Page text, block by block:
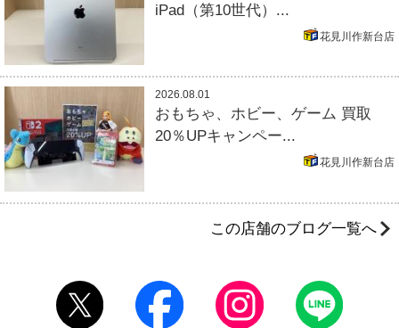
iPad（第10世代）...
花見川作新台店
2026.08.01
おもちゃ、ホビー、ゲーム 買取
20％UPキャンペー...
花見川作新台店
この店舗のブログ一覧へ